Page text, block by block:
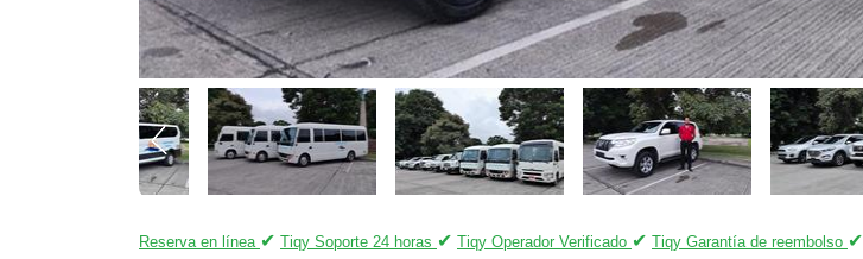
Reserva en línea ✔ Tiqy Soporte 24 horas ✔ Tiqy Operador Verificado ✔ Tiqy Garantía de reembolso ✔